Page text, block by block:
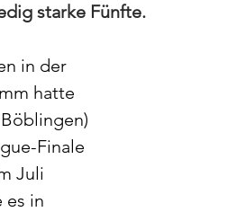
starke Fünfte.
in der
hatte
Finale
Juli
es in